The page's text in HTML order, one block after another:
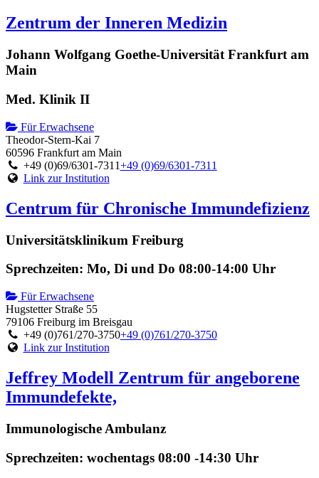
Zentrum der Inneren Medizin
Johann Wolfgang Goethe-Universität Frankfurt am
Main
Med. Klinik II
Für Erwachsene
Theodor-Stern-Kai 7
60596 Frankfurt am Main
+49 (0)69/6301-7311+49 (0)69/6301-7311
Link zur Institution
Centrum für Chronische Immundefizienz
Universitätsklinikum Freiburg
Sprechzeiten: Mo, Di und Do 08:00-14:00 Uhr
Für Erwachsene
Hugstetter Straße 55
79106 Freiburg im Breisgau
+49 (0)761/270-3750+49 (0)761/270-3750
Link zur Institution
Jeffrey Modell Zentrum für angeborene
Immundefekte,
Immunologische Ambulanz
Sprechzeiten: wochentags 08:00 -14:30 Uhr